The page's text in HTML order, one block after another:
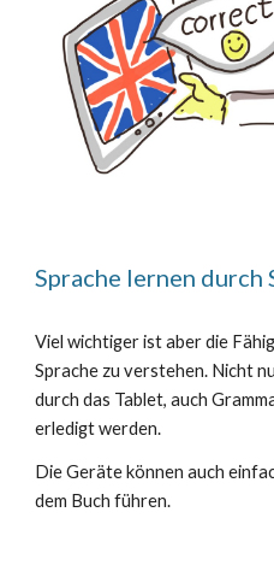
Sprache lernen durch
Viel wichtiger ist aber die
Sprache zu verstehen. Nicht
durch das Tablet, auch
erledigt werden.
Die Geräte können auch
dem Buch führen.